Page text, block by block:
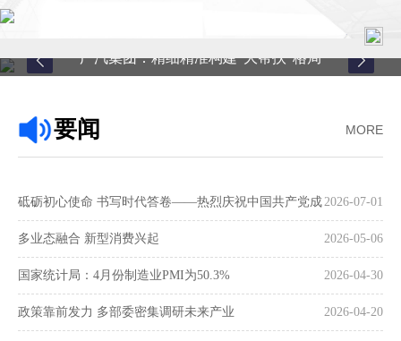
关于中心
县域服务
案例中心
联系我们
广汽集团：精细精准构建“大帮扶”格局
MORE
要闻
2026-07-01
砥砺初心使命 书写时代答卷——热烈庆祝中国共产党成
立105周年 2026-05-06
多业态融合 新型消费兴起
2026-04-30
国家统计局：4月份制造业PMI为50.3%
2026-04-20
政策靠前发力 多部委密集调研未来产业